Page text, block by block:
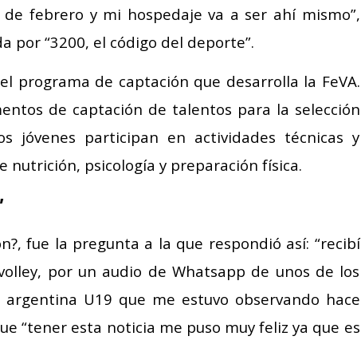
febrero y mi hospedaje va a ser ahí mismo”,
por “3200, el código del deporte”.
programa de captación que desarrolla la FeVA.
de captación de talentos para la selección
jóvenes participan en actividades técnicas y
nutrición, psicología y preparación física.
fue la pregunta a la que respondió así: “recibí
por un audio de Whatsapp de unos de los
U19 que me estuvo observando hace
“tener esta noticia me puso muy feliz ya que es